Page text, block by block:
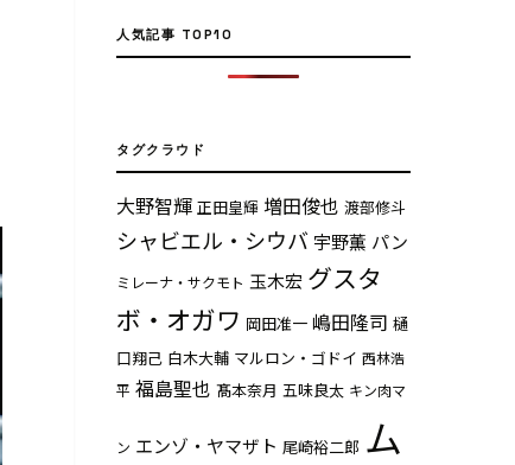
人気記事 TOP10
タグクラウド
大野智輝 正田皇輝 増田俊也 渡部修斗
シャビエル・シウバ 宇野薫 パン
ミレーナ・サクモト 玉木宏 グスタ
ボ・オガワ 岡田准一 嶋田隆司 樋
口翔己 白木大輔 マルロン・ゴドイ 西林浩
平 福島聖也 髙本奈月 五味良太 キン肉マ
ン エンゾ・ヤマザト 尾崎裕二郎 ム